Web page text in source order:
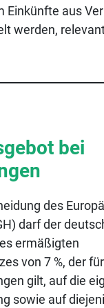
Einkünfte aus
werden,
bei
des
darf der
ermäßigten
von 7 %, der für
gilt, auf die
sowie auf